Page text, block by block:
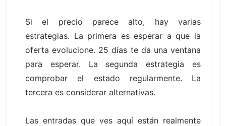
Si el precio parece alto, hay varias
estrategias. La primera es esperar a que la
oferta evolucione. 25 días te da una ventana
para esperar. La segunda estrategia es
comprobar el estado regularmente. La
tercera es considerar alternativas.
Las entradas que ves aquí están realmente